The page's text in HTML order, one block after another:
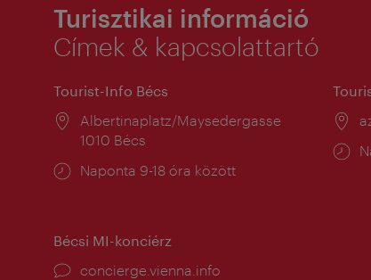
Turisztikai információ
Címek & kapcsolattartó
Tourist-Info Bécs
Helyszín:
Albertinaplatz/Maysedergasse
1010 Bécs
Nyitva
Naponta 9-18 óra között
Bécsi MI-konciérz
concierge.vienna.info